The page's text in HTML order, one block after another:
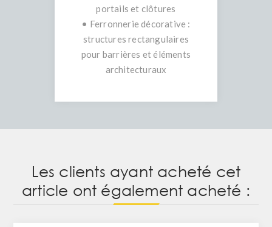
portails et clôtures
• Ferronnerie décorative :
structures rectangulaires
pour barrières et éléments
architecturaux
Les clients ayant acheté cet
article ont également acheté :